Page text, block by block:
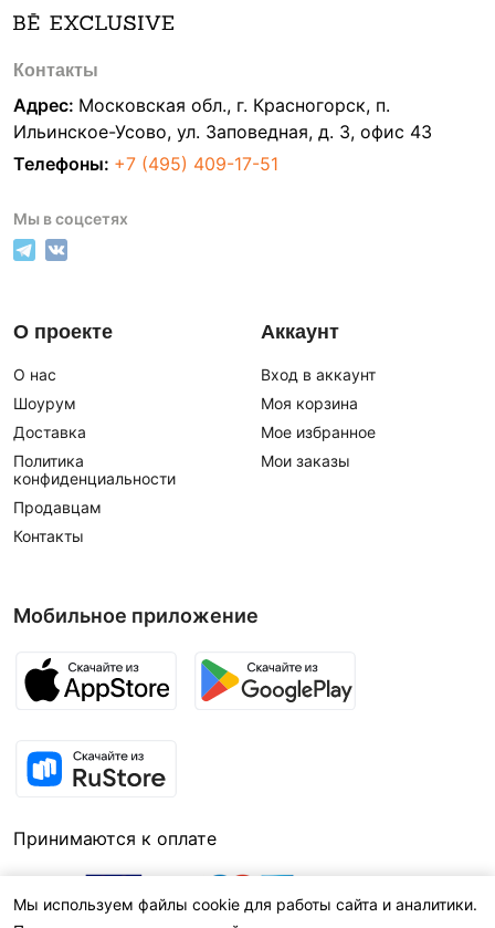
Контакты
Адрес: Московская обл., г. Красногорск, п.
Ильинское-Усово, ул. Заповедная, д. 3, офис 43
Телефоны: +7 (495) 409-17-51
Мы в соцсетях
О проекте
О нас
Шоурум
Доставка
Политика
конфиденциальности
Продавцам
Контакты
Аккаунт
Вход в аккаунт
Моя корзина
Мое избранное
Мои заказы
Мобильное приложение
Принимаются к оплате
Мы используем файлы cookie для работы сайта и аналитики.